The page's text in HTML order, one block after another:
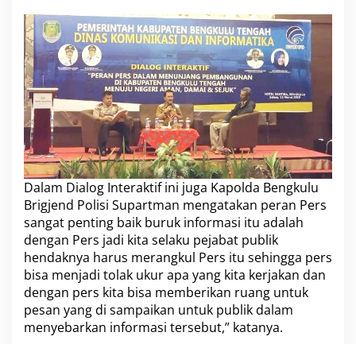
Dalam Dialog Interaktif ini juga Kapolda Bengkulu
Brigjend Polisi Supartman mengatakan peran Pers
sangat penting baik buruk informasi itu adalah
dengan Pers jadi kita selaku pejabat publik
hendaknya harus merangkul Pers itu sehingga pers
bisa menjadi tolak ukur apa yang kita kerjakan dan
dengan pers kita bisa memberikan ruang untuk
pesan yang di sampaikan untuk publik dalam
menyebarkan informasi tersebut,” katanya.